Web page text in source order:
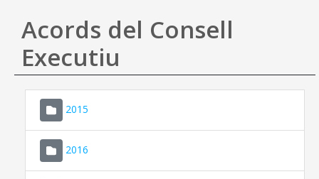
Ajuda
Acords del Consell
Executiu
2015
2016